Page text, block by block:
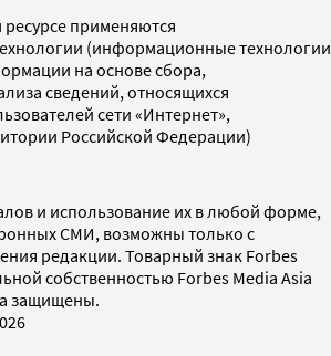
применяются
(информационные технологии
на основе сбора,
сведений, относящихся
сети «Интернет»,
Российской Федерации)
и использование их в любой форме,
СМИ, возможны только с
редакции. Товарный знак Forbes
собственностью Forbes Media Asia
защищены.